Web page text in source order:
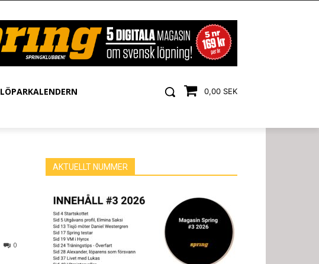
0,00 SEK
LÖPARKALENDERN
0
AKTUELLT NUMMER